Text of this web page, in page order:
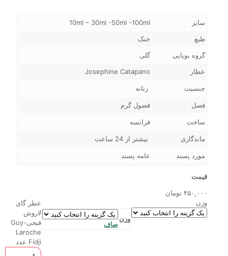
سایز
10ml – 30ml -50ml -100ml
طبع
خنک
گروه بویایی
گلی
عطار
Josephine Catapano
جنسیت زنانه
فصل فصول گرم
ساخت فرانسه
ماندگاری بیشتر از 24 ساعت
مورد پسند عامه پسند
قیمت
۴۵۰,۰۰۰ تومان
وزن
وزن
صاف
عطر گای
لاروش
فیجی-Guy
Laroche
Fidji عدد